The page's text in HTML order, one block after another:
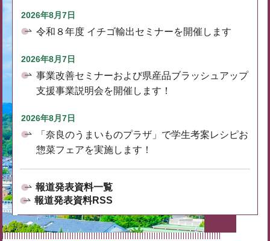
2026年8月7日
令和８年度 イチゴ輸出セミナーを開催します
2026年8月7日
事業改善セミナーおよび県産品ブラッシュアップ
支援事業説明会を開催します！
2026年8月7日
「奈良のうまいものプラザ」で学生考案レシピお
惣菜フェアを実施します！
報道発表資料一覧
報道発表資料RSS